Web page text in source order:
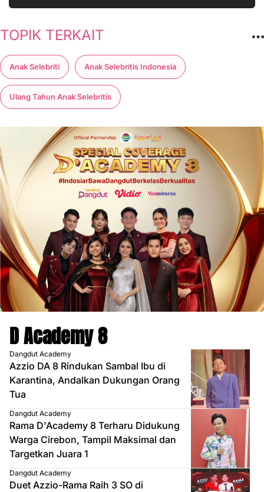
Boss Baby - Netizen: Happy Birthday Baby Korea!
TOPIK TERKAIT
Anak Selebriti Anak Selebritis Indonesia
Ulang Tahun Anak Selebritis
D Academy 8
Dangdut Academy
Azzio DA 8 Rindukan Sambal Ibu di
Karantina, Andalkan Dukungan Orang
Tua
Dangdut Academy
Rama D'Academy 8 Terharu Didukung
Warga Cirebon, Tampil Maksimal dan
Targetkan Juara 1
Dangdut Academy
Duet Azzio-Rama Raih 3 SO di